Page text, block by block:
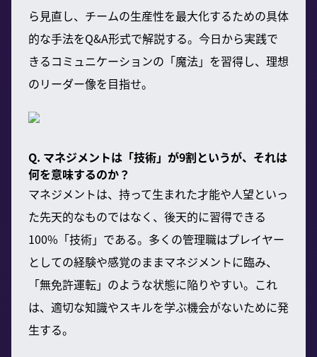
ら見直し、チームの生産性を最大化するための具体
的な手法をQ&A形式で解説する。今日から実践で
きるコミュニケーションの「魔法」を習得し、理想
のリーダー像を目指せ。
Q. マネジメントは「技術」が9割というが、それは
何を意味するのか？
マネジメントは、持って生まれた才能や人望といっ
た先天的なものではなく、後天的に習得できる
100%「技術」である。多くの管理職はプレイヤー
としての経験や感覚のままマネジメントに臨み、
「無免許運転」のような状態に陥りやすい。これ
は、適切な知識やスキルを学ぶ機会がないために発
生する。